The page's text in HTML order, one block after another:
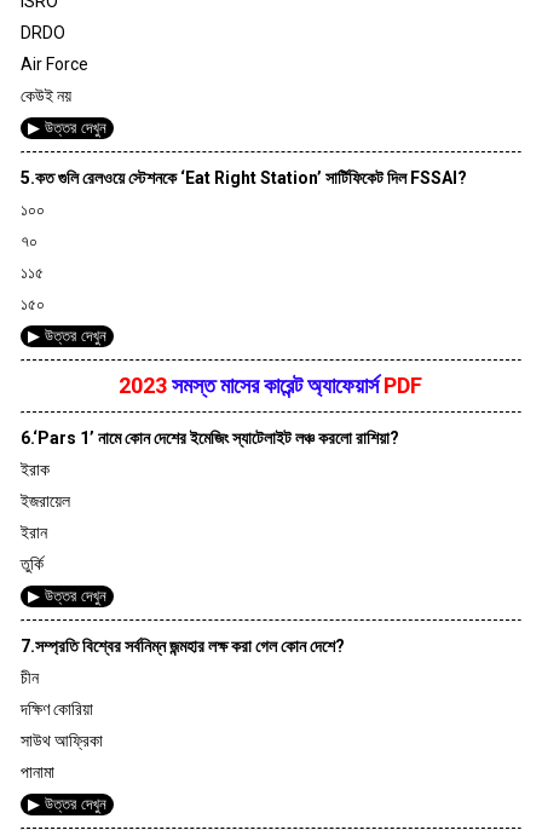
DRDO
Air Force
কেউই নয়
▶ উত্তর দেখুন
5.কত গুলি রেলওয়ে স্টেশনকে ‘Eat Right Station’ সার্টিফিকেট দিল FSSAI?
১০০
৭০
১১৫
১৫০
▶ উত্তর দেখুন
2023সমস্ত মাসের কারেন্ট অ্যাফেয়ার্সPDF
6.‘Pars 1’ নামে কোন দেশের ইমেজিং স্যাটেলাইট লঞ্চ করলো রাশিয়া?
ইরাক
ইজরায়েল
ইরান
তুর্কি
▶ উত্তর দেখুন
7.সম্প্রতি বিশ্বের সর্বনিম্ন জন্মহার লক্ষ করা গেল কোন দেশে?
চীন
দক্ষিণ কোরিয়া
সাউথ আফ্রিকা
পানামা
▶ উত্তর দেখুন